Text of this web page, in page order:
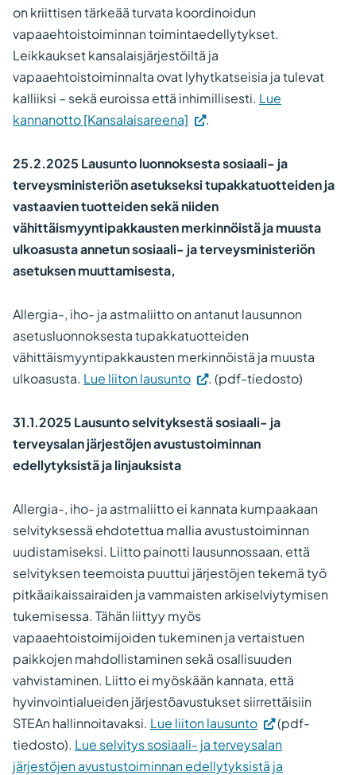
on kriittisen tärkeää turvata koordinoidun
vapaaehtoistoiminnan toimintaedellytykset.
Leikkaukset kansalaisjärjestöiltä ja
vapaaehtoistoiminnalta ovat lyhytkatseisia ja tulevat
kalliiksi – sekä euroissa että inhimillisesti. Lue
kannanotto [Kansalaisareena] (Vieraile
sivustolla.
Linkki
avautuu
uuteen
välilehteen.)
.
25.2.2025 Lausunto luonnoksesta sosiaali- ja
terveysministeriön asetukseksi tupakkatuotteiden ja
vastaavien tuotteiden sekä niiden
vähittäismyyntipakkausten merkinnöistä ja muusta
ulkoasusta annetun sosiaali- ja terveysministeriön
asetuksen muuttamisesta,
Allergia-, iho- ja astmaliitto on antanut lausunnon
asetusluonnoksesta tupakkatuotteiden
vähittäismyyntipakkausten merkinnöistä ja muusta
ulkoasusta. Lue liiton lausunto . (pdf-tiedosto)
31.1.2025 Lausunto selvityksestä sosiaali- ja
terveysalan järjestöjen avustustoiminnan
edellytyksistä ja linjauksista
Allergia-, iho- ja astmaliitto ei kannata kumpaakaan
selvityksessä ehdotettua mallia avustustoiminnan
uudistamiseksi. Liitto painotti lausunnossaan, että
selvityksen teemoista puuttui järjestöjen tekemä työ
pitkäaikaissairaiden ja vammaisten arkiselviytymisen
tukemisessa. Tähän liittyy myös
vapaaehtoistoimijoiden tukeminen ja vertaistuen
paikkojen mahdollistaminen sekä osallisuuden
vahvistaminen. Liitto ei myöskään kannata, että
hyvinvointialueiden järjestöavustukset siirrettäisiin
STEAn hallinnoitavaksi. Lue liiton lausunto
(pdf-
tiedosto). Lue selvitys sosiaali- ja terveysalan
järjestöjen avustustoiminnan edellytyksistä ja